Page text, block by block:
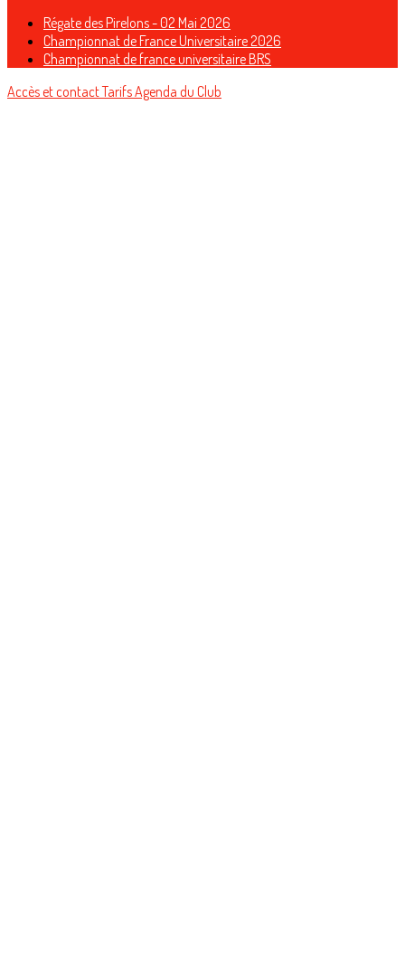
Régate des Pirelons - 02 Mai 2026
Championnat de France Universitaire 2026
Championnat de france universitaire BRS
Accès et contactTarifsAgenda du Club